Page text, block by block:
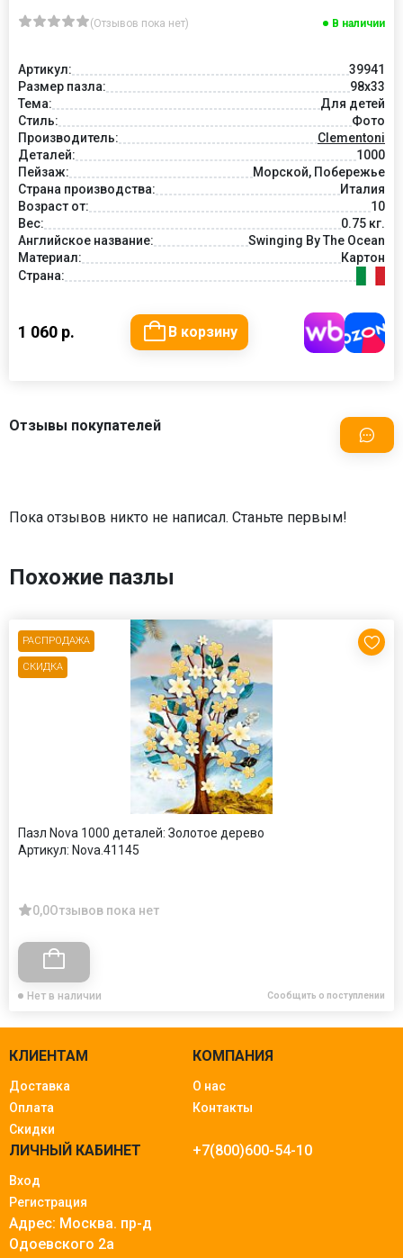
(Отзывов пока нет) В наличии
Артикул:
39941
Размер пазла:
98x33
Тема:
Для детей
Стиль:
Фото
Производитель:
Clementoni
Деталей:
1000
Пейзаж:
Морской, Побережье
Страна производства:
Италия
Возраст от:
10
Вес:
0.75 кг.
Английское название:
Swinging By The Ocean
Материал:
Картон
Страна:
1 060 р. В корзину
Отзывы покупателей
Пока отзывов никто не написал. Станьте первым!
Похожие пазлы
РАСПРОДАЖА
СКИДКА
Пазл Nova 1000 деталей: Золотое дерево
Артикул: Nova.41145
0,0Отзывов пока нет
Нет в наличии Сообщить о поступлении
КЛИЕНТАМ
Доставка
Оплата
Скидки
КОМПАНИЯ
О нас
Контакты
ЛИЧНЫЙ КАБИНЕТ
Вход
Регистрация
+7(800)600-54-10
Адрес: Москва. пр-д
Одоевского 2а